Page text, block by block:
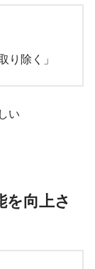
り除く」
い
を向上さ